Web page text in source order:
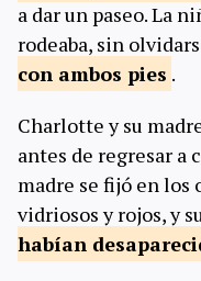
a dar un paseo. La
rodeaba, sin
con ambos pies .
Charlotte y su
antes de regresar a
madre se fijó en los
vidriosos y rojos, y
habían